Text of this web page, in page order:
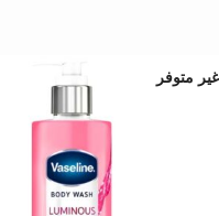
غير متوفر